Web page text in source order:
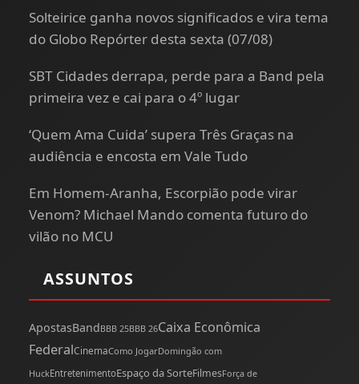
Solteirice ganha novos significados e vira tema
do Globo Repórter desta sexta (07/08)
SBT Cidades derrapa, perde para a Band pela
primeira vez e cai para o 4º lugar
‘Quem Ama Cuida’ supera Três Graças na
audiência e encosta em Vale Tudo
Em Homem-Aranha, Escorpião pode virar
Venom? Michael Mando comenta futuro do
vilão no MCU
ASSUNTOS
ApostasBandBBB 25BBB 26Caixa Econômica
FederalCinemaComo JogarDomingão com
HuckEntretenimentoEspaço da SorteFilmesForça de